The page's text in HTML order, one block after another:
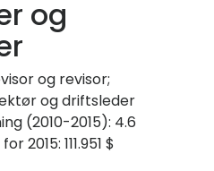
og
og revisor;
og driftsleder
(2010-2015): 4.6
2015: 111.951 $